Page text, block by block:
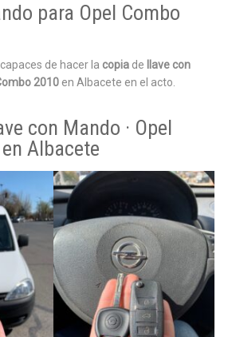
para Opel Combo
de hacer la copia de
llave con
2010 en Albacete en el acto.
con Mando · Opel
Albacete